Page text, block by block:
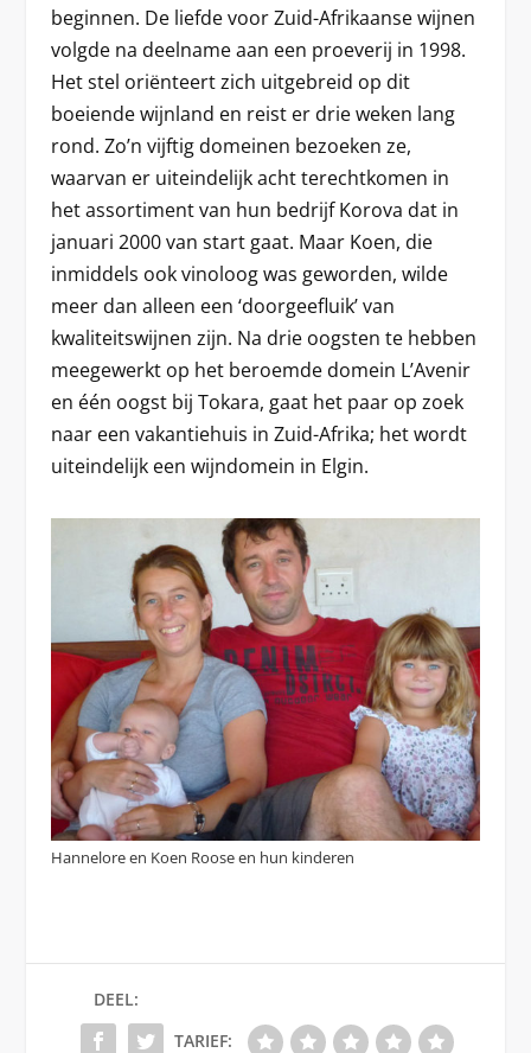
beginnen. De liefde voor Zuid-Afrikaanse wijnen
volgde na deelname aan een proeverij in 1998.
Het stel oriënteert zich uitgebreid op dit
boeiende wijnland en reist er drie weken lang
rond. Zo’n vijftig domeinen bezoeken ze,
waarvan er uiteindelijk acht terechtkomen in
het assortiment van hun bedrijf Korova dat in
januari 2000 van start gaat. Maar Koen, die
inmiddels ook vinoloog was geworden, wilde
meer dan alleen een ‘doorgeefluik’ van
kwaliteitswijnen zijn. Na drie oogsten te hebben
meegewerkt op het beroemde domein L’Avenir
en één oogst bij Tokara, gaat het paar op zoek
naar een vakantiehuis in Zuid-Afrika; het wordt
uiteindelijk een wijndomein in Elgin.
Hannelore en Koen Roose en hun kinderen
DEEL:
TARIEF: